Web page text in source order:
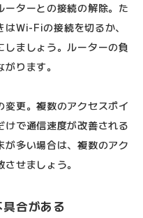
ーターとの接続の解除。た
Wi-Fiの接続を切るか、
ましょう。ルーターの負
ります。
変更。複数のアクセスポイ
けで通信速度が改善される
が多い場合は、複数のアク
せましょう。
合がある